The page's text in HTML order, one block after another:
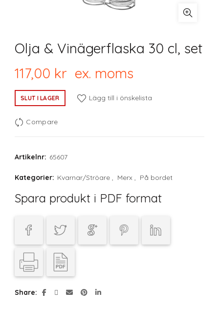
Olja & Vinägerflaska 30 cl, set
117,00 kr ex. moms
SLUT I LAGER Lägg till i önskelista
Compare
Artikelnr: 65607
Kategorier: Kvarnar/Ströare , Merx , På bordet
Spara produkt i PDF format
Share